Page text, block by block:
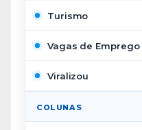
Turismo
Vagas de Emprego
Viralizou
COLUNAS